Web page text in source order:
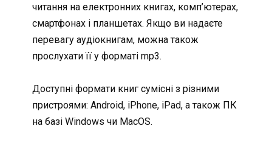
читання на електронних книгах, комп’ютерах,
смартфонах і планшетах. Якщо ви надаєте
перевагу аудіокнигам, можна також
прослухати її у форматі mp3.
Доступні формати книг сумісні з різними
пристроями: Android, iPhone, iPad, а також ПК
на базі Windows чи MacOS.